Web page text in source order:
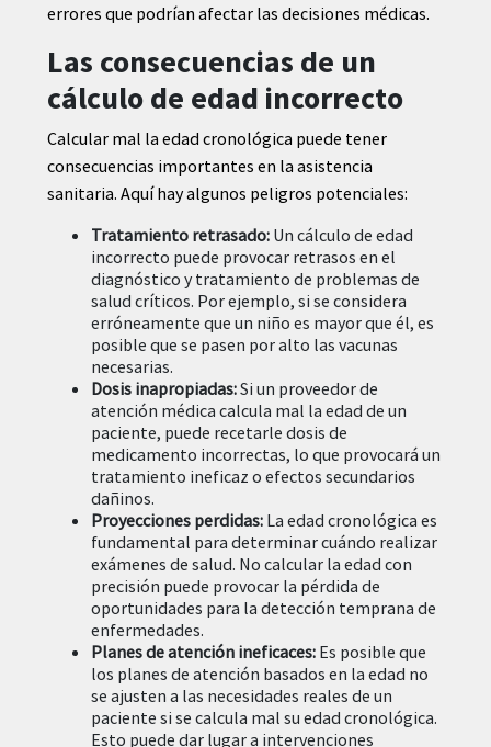
errores que podrían afectar las decisiones médicas.
Las consecuencias de un
cálculo de edad incorrecto
Calcular mal la edad cronológica puede tener
consecuencias importantes en la asistencia
sanitaria. Aquí hay algunos peligros potenciales:
Tratamiento retrasado:Un cálculo de edad
incorrecto puede provocar retrasos en el
diagnóstico y tratamiento de problemas de
salud críticos. Por ejemplo, si se considera
erróneamente que un niño es mayor que él, es
posible que se pasen por alto las vacunas
necesarias.
Dosis inapropiadas:Si un proveedor de
atención médica calcula mal la edad de un
paciente, puede recetarle dosis de
medicamento incorrectas, lo que provocará un
tratamiento ineficaz o efectos secundarios
dañinos.
Proyecciones perdidas:La edad cronológica es
fundamental para determinar cuándo realizar
exámenes de salud. No calcular la edad con
precisión puede provocar la pérdida de
oportunidades para la detección temprana de
enfermedades.
Planes de atención ineficaces:Es posible que
los planes de atención basados ​​en la edad no
se ajusten a las necesidades reales de un
paciente si se calcula mal su edad cronológica.
Esto puede dar lugar a intervenciones